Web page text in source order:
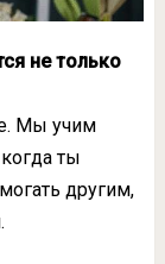
не только
Мы учим
ты
другим,